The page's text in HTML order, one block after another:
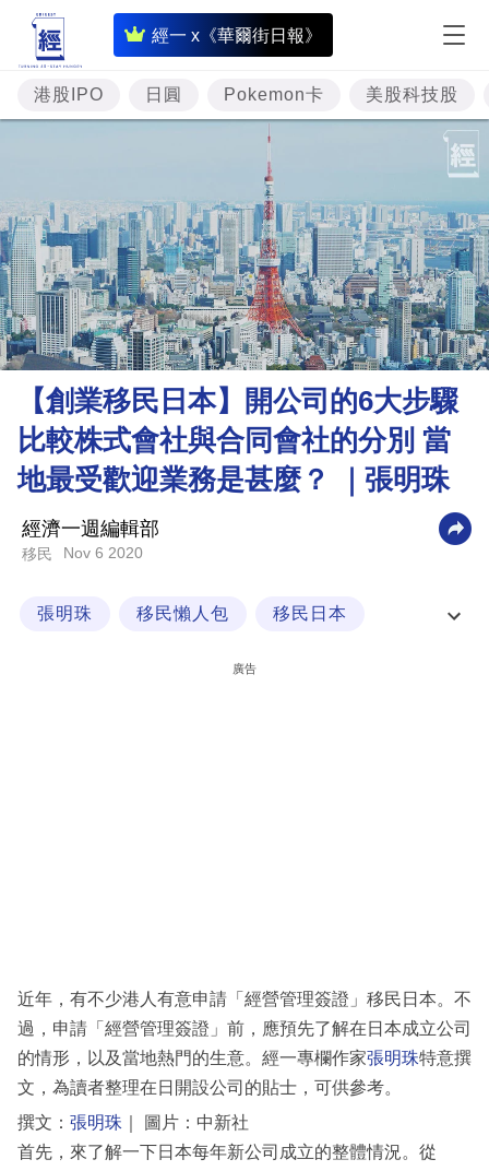
經一 x《華爾街日報》
即
時
財
經
投
資
樓
市
理
財
商
業
科
技
場
港股IPO 日圓 Pokemon卡 美股科技股
【創業移民日本】開公司的6大步驟
比較株式會社與合同會社的分別 當
地最受歡迎業務是甚麼？ ｜張明珠
經濟一週編輯部
移民 Nov 6 2020
張明珠 移民懶人包 移民日本
廣告
近年，有不少港人有意申請「經營管理簽證」移民日本。不
過，申請「經營管理簽證」前，應預先了解在日本成立公司
的情形，以及當地熱門的生意。經一專欄作家張明珠特意撰
文，為讀者整理在日開設公司的貼士，可供參考。
撰文： 張明珠 ｜ 圖片：中新社
首先，來了解一下日本每年新公司成立的整體情況。從